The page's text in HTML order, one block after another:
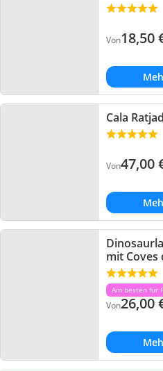
Von18,50
Cala
Von47,00
mit Coves
Am besten für
Von26,00